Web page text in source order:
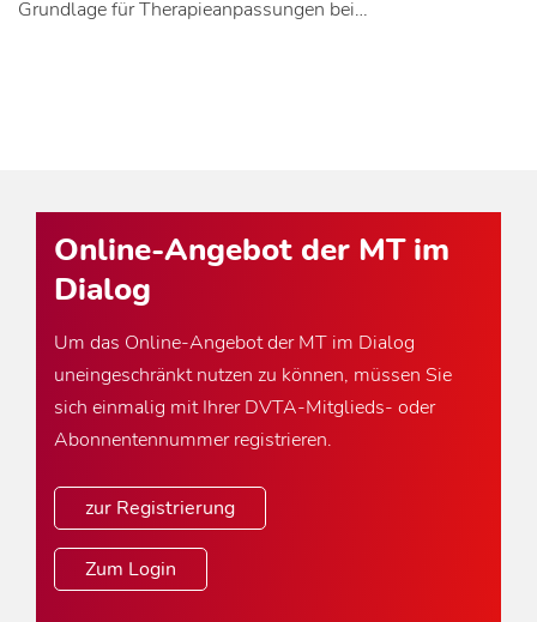
Grundlage für Therapieanpassungen bei…
Online-Angebot der MT im
Dialog
Um das Online-Angebot der MT im Dialog
uneingeschränkt nutzen zu können, müssen Sie
sich einmalig mit Ihrer DVTA-Mitglieds- oder
Abonnentennummer registrieren.
zur Registrierung
Zum Login